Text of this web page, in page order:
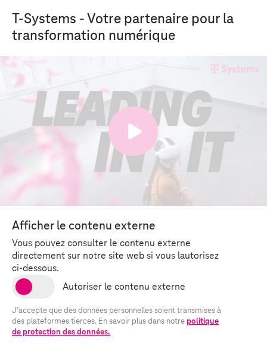
T-Systems - Votre partenaire pour la
transformation numérique
Afficher le contenu externe
Vous pouvez consulter le contenu externe
directement sur notre site web si vous lautorisez
ci-dessous.
J’accepte que des données personnelles soient transmises à
des plateformes tierces. En savoir plus dans notre politique
de protection des données.